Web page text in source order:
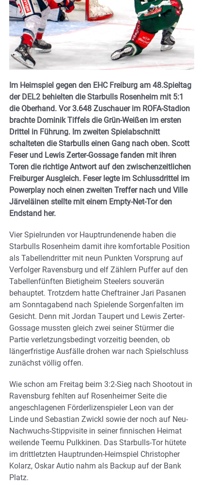
Im Heimspiel gegen den EHC Freiburg am 48.Spieltag
der DEL2 behielten die Starbulls Rosenheim mit 5:1
die Oberhand. Vor 3.648 Zuschauer im ROFA-Stadion
brachte Dominik Tiffels die Grün-Weißen im ersten
Drittel in Führung. Im zweiten Spielabschnitt
schalteten die Starbulls einen Gang nach oben. Scott
Feser und Lewis Zerter-Gossage fanden mit ihren
Toren die richtige Antwort auf den zwischenzeitlichen
Freiburger Ausgleich. Feser legte im Schlussdrittel im
Powerplay noch einen zweiten Treffer nach und Ville
Järveläinen stellte mit einem Empty-Net-Tor den
Endstand her.
Vier Spielrunden vor Hauptrundenende haben die
Starbulls Rosenheim damit ihre komfortable Position
als Tabellendritter mit neun Punkten Vorsprung auf
Verfolger Ravensburg und elf Zählern Puffer auf den
Tabellenfünften Bietigheim Steelers souverän
behauptet. Trotzdem hatte Cheftrainer Jari Pasanen
am Sonntagabend nach Spielende Sorgenfalten im
Gesicht. Denn mit Jordan Taupert und Lewis Zerter-
Gossage mussten gleich zwei seiner Stürmer die
Partie verletzungsbedingt vorzeitig beenden, ob
längerfristige Ausfälle drohen war nach Spielschluss
zunächst völlig offen.
Wie schon am Freitag beim 3:2-Sieg nach Shootout in
Ravensburg fehlten auf Rosenheimer Seite die
angeschlagenen Förderlizenspieler Leon van der
Linde und Sebastian Zwickl sowie der noch auf Neu-
Nachwuchs-Stippvisite in seiner finnischen Heimat
weilende Teemu Pulkkinen. Das Starbulls-Tor hütete
im drittletzten Hauptrunden-Heimspiel Christopher
Kolarz, Oskar Autio nahm als Backup auf der Bank
Platz.